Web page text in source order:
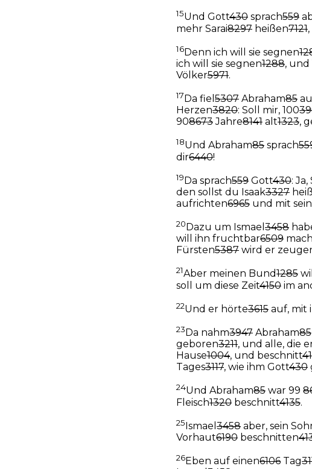
15Und Gott430 sprach559
mehr Sarai8297 heißen7121
16Denn ich will sie segnen
ich will sie segnen1288, und
Völker5971.
17 Da fiel 5307 Abraham85
Herzen3820: Soll mir, 100
908673Jahre8141 alt1323,
18Und Abraham85 sprach
dir6440!
19Da sprach559 Gott430: Ja,
den sollst du Isaak3327
aufrichten6965 und mit
20 Dazu um Ismael 3458
will ihn fruchtbar6509
Fürsten5387 wird er
21Aber meinen Bund1285
soll um diese Zeit4150 im
22Und er hörte3615 auf, mit
23 Da nahm3947 Abraham85
geboren3211, und alle, die
Hause1004, und beschnitt
Tages3117, wie ihm Gott430
24Und Abraham85 war 99
Fleisch1320 beschnitt4135.
25Ismael 3458 aber, sein
Vorhaut6190 beschnitten
26Eben auf einen6106 Tag